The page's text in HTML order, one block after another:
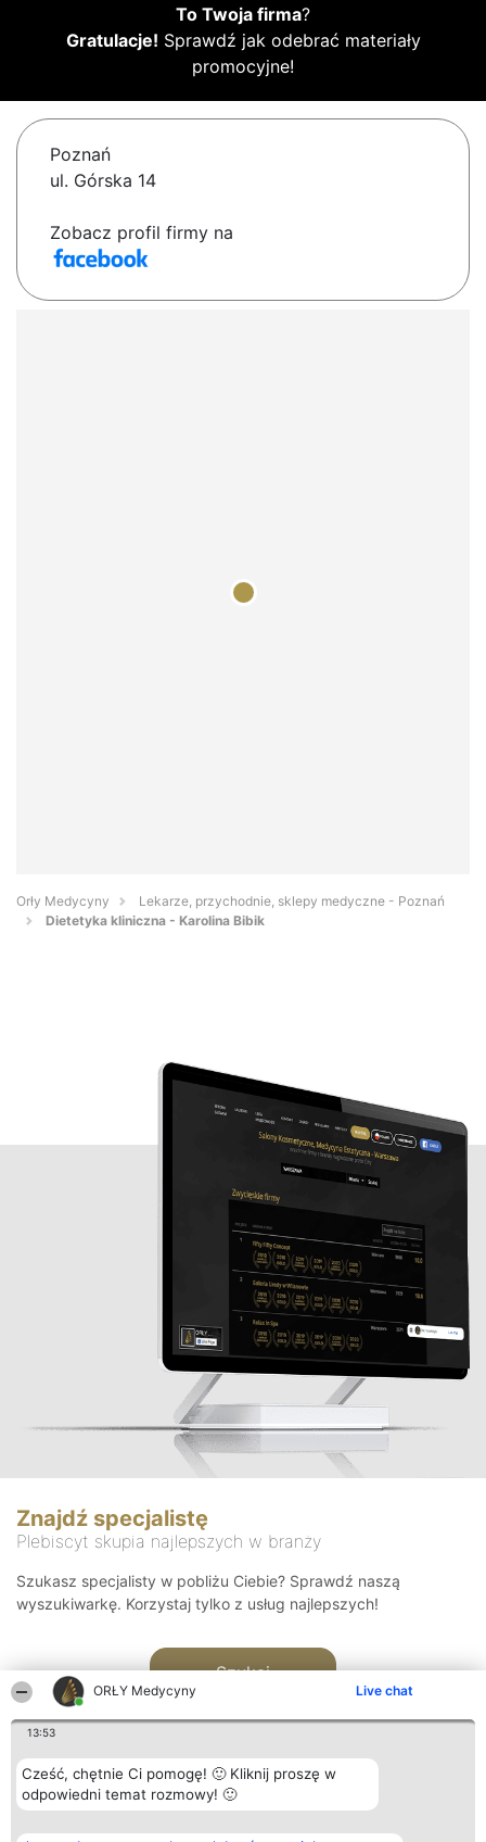
ORŁY Medycyny Live chat
13:53
Cześć, chętnie Ci pomogę! 🙂 Kliknij proszę w
odpowiedni temat rozmowy! 🙂
To Twoja firma?
Gratulacje! Sprawdź jak odebrać materiały
promocyjne!
Poznań
ul. Górska 14
Zobacz profil firmy na
Orły Medycyny
Lekarze, przychodnie, sklepy medyczne - Poznań
Dietetyka kliniczna - Karolina Bibik
Znajdź specjalistę
Plebiscyt skupia najlepszych w branży
Szukasz specjalisty w pobliżu Ciebie? Sprawdź naszą
wyszukiwarkę. Korzystaj tylko z usług najlepszych!
Szukaj
Organizator plebiscytu Plebiscyt Kontakt